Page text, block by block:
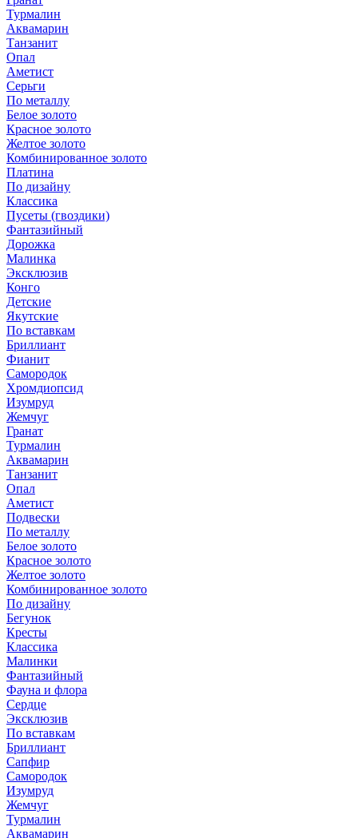
Турмалин
Аквамарин
Танзанит
Опал
Аметист
Серьги
По металлу
Белое золото
Красное золото
Желтое золото
Комбинированное золото
Платина
По дизайну
Классика
Пусеты (гвоздики)
Фантазийный
Дорожка
Малинка
Эксклюзив
Конго
Детские
Якутские
По вставкам
Бриллиант
Фианит
Самородок
Хромдиопсид
Изумруд
Жемчуг
Гранат
Турмалин
Аквамарин
Танзанит
Опал
Аметист
Подвески
По металлу
Белое золото
Красное золото
Желтое золото
Комбинированное золото
По дизайну
Бегунок
Кресты
Классика
Малинки
Фантазийный
Фауна и флора
Сердце
Эксклюзив
По вставкам
Бриллиант
Сапфир
Самородок
Изумруд
Жемчуг
Турмалин
Аквамарин